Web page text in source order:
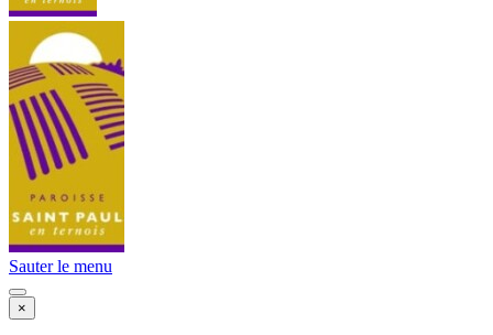
Sauter le menu
×